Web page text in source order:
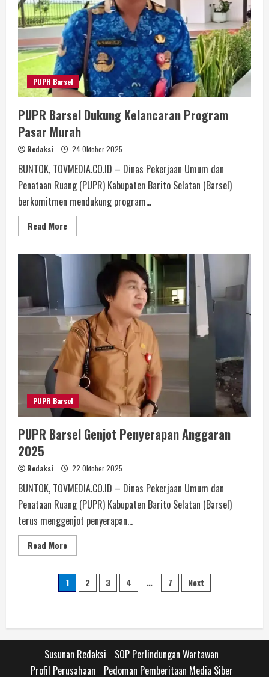
PUPR Barsel
PUPR Barsel Dukung Kelancaran Program
Pasar Murah
Redaksi 24 Oktober 2025
BUNTOK, TOVMEDIA.CO.ID – Dinas Pekerjaan Umum dan
Penataan Ruang (PUPR) Kabupaten Barito Selatan (Barsel)
berkomitmen mendukung program...
Read More
PUPR Barsel
PUPR Barsel Genjot Penyerapan Anggaran
2025
Redaksi 22 Oktober 2025
BUNTOK, TOVMEDIA.CO.ID – Dinas Pekerjaan Umum dan
Penataan Ruang (PUPR) Kabupaten Barito Selatan (Barsel)
terus menggenjot penyerapan...
Read More
1 2 3 4 … 7 Next
Susunan Redaksi
SOP Perlindungan Wartawan
Profil Perusahaan
Pedoman Pemberitaan Media Siber